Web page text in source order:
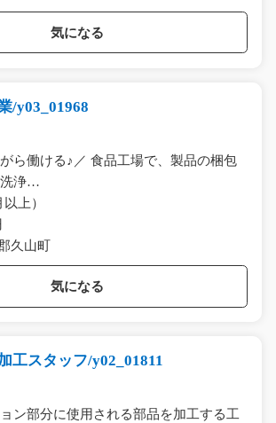
気になる
/y03_01968
ら働ける♪／ 食品工場で、製品の梱包
洗浄…
上）
久山町
気になる
工スタッフ/y02_01811
ン部分に使用される部品を加工する工